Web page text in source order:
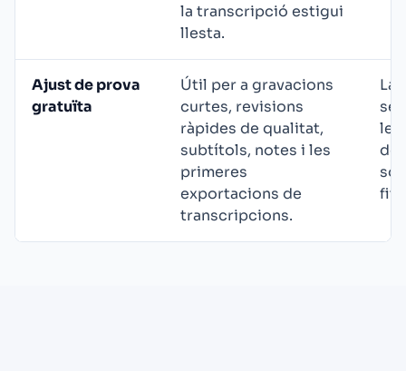
la transcripció estigui
llesta.
Ajust de prova
gratuïta
Útil per a gravacions
curtes, revisions
ràpides de qualitat,
subtítols, notes i les
primeres
exportacions de
transcripcions.
La
de